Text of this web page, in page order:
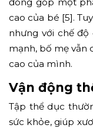
cao của bé [5].
nhưng với chế
mạnh, bố mẹ vẫn
cao của mình.
Vận động
Tập thể dục
sức khỏe, giúp